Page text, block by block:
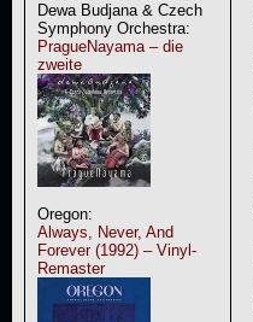
Dewa Budjana & Czech
Symphony Orchestra:
PragueNayama – die
zweite
Oregon:
Always, Never, And
Forever (1992) – Vinyl-
Remaster